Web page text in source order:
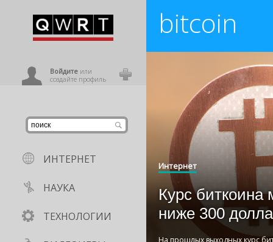
Войдитеили
создайте профиль
ИНТЕРНЕТ
НАУКА
ТЕХНОЛОГИИ
bitcoin
Интернет
Курс биткоина
ниже 300
На прошлых выходных курс